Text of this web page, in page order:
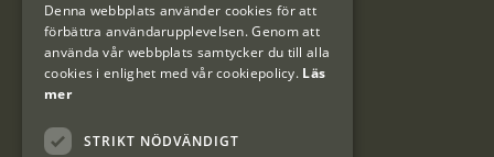
#Interjaktfamily
Kundklubb
Information om kundklubben.
Denna webbplats använder cookies för att
förbättra användarupplevelsen. Genom att
använda vår webbplats samtycker du till alla
cookies i enlighet med vår cookiepolicy. Läs
mer
STRIKT NÖDVÄNDIGT